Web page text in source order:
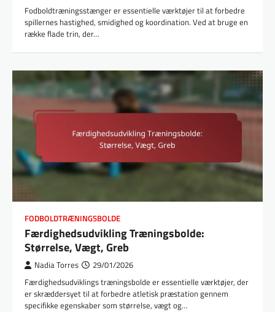
Fodboldtræningsstænger er essentielle værktøjer til at forbedre
spillernes hastighed, smidighed og koordination. Ved at bruge en
række flade trin, der…
FODBOLDTRÆNINGSBOLDE
Færdighedsudvikling Træningsbolde:
Størrelse, Vægt, Greb
Nadia Torres 29/01/2026
Færdighedsudviklings træningsbolde er essentielle værktøjer, der
er skræddersyet til at forbedre atletisk præstation gennem
specifikke egenskaber som størrelse, vægt og…